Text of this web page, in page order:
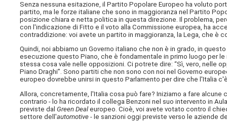
Senza nessuna esitazione, il Partito Popolare Europeo ha voluto
partito, ma le forze italiane che sono in maggioranza nel Partito
posizione chiara e netta politica in questa direzione. Il problema,
con l'indicazione di Fitto e il voto alla Commissione europea, ha
contraddizione: voi avete un partito in maggioranza, la Lega, che è
Quindi, noi abbiamo un Governo italiano che non è in grado, in
esecuzione questo Piano, che è fondamentale in primo luogo per
stessa cosa vale nelle opposizioni. Ci potrete dire: “Sì, vero, nelle
Piano Draghi”. Sono partiti che non sono con noi nel Governo
europeo dovrebbe unirsi in questo Parlamento per dire che l'Italia
Allora, concretamente, l'Italia cosa può fare? Iniziamo a fare
contrario - lo ha ricordato il collega Benzoni nel suo intervento in
previste dalGreen Dealeuropeo. Cioè, voi avete votato contro il
settore dell'automotive - le sanzioni oggi previste verso le aziende